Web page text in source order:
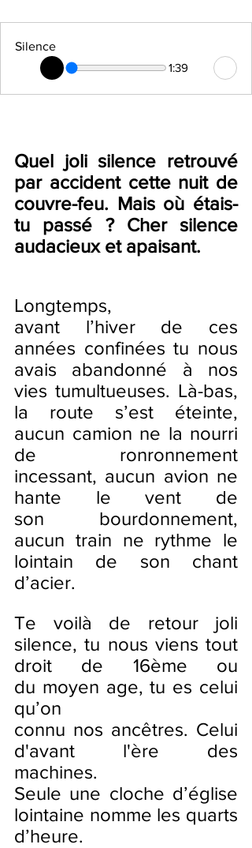
Silence
1:39
Quel joli silence retrouvé
par accident cette nuit de
couvre-feu. Mais où étais-
tu passé ? Cher silence
audacieux et apaisant.
Longtemps,
avant l’hiver de ces
années confinées tu nous
avais abandonné à nos
vies tumultueuses. Là-bas,
la route s’est éteinte,
aucun camion ne la nourri
de ronronnement
incessant, aucun avion ne
hante le vent de
son bourdonnement,
aucun train ne rythme le
lointain de son chant
d’acier.
Te voilà de retour joli
silence, tu nous viens tout
droit de 16ème ou
du moyen age, tu es celui
qu’on
connu nos ancêtres. Celui
d'avant l'ère des
machines.
Seule une cloche d’église
lointaine nomme les quarts
d’heure.